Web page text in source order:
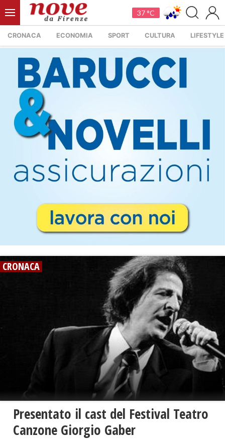
37 °C
CRONACA ECONOMIA SPORT CULTURA LIFESTYLE
CRONACA
Presentato il cast del Festival Teatro
Canzone Giorgio Gaber